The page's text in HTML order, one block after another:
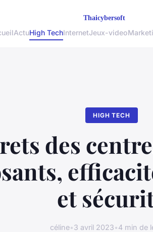
ActuHigh TechInternetJeux-video
HIGH TECH
des
et
céline•3 avril 2023•4 min de